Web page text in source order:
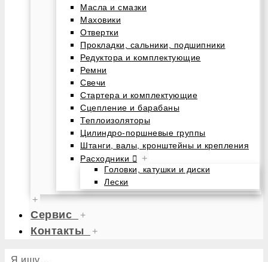
Масла и смазки
Маховики
Отвертки
Прокладки, сальники, подшипники
Редуктора и комплектующие
Ремни
Свечи
Стартера и комплектующие
Сцепление и барабаны
Теплоизоляторы
Цилиндро-поршневые группы
Штанги, валы, кронштейны и крепления
Расходники
+
Головки, катушки и диски
Лески
+
Сервис +
Контакты +
Я ищу…